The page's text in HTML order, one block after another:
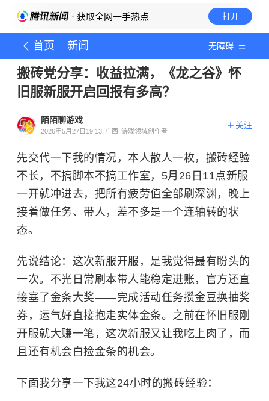
· 获取全网一手热点 打开
首页 新闻 无障碍
搬砖党分享：收益拉满，《龙之谷》怀
旧服新服开启回报有多高？
陌陌聊游戏
2026年5月27日19:13 广西 游戏领域创作者
关注
先交代一下我的情况，本人散人一枚，搬砖经验
不长，不搞脚本不搞工作室，5月26日11点新服
一开就冲进去，把所有疲劳值全部刷深渊，晚上
接着做任务、带人，差不多是一个连轴转的状
态。
先说结论：这次新服开服，是我觉得最有盼头的
一次。不光日常刷本带人能稳定进账，官方还直
接塞了金条大奖——完成活动任务攒金豆换抽奖
券，运气好直接抱走实体金条。之前在怀旧服刚
开服就大赚一笔，这次新服又让我吃上肉了，而
且还有机会白捡金条的机会。
下面我分享一下我这24小时的搬砖经验：